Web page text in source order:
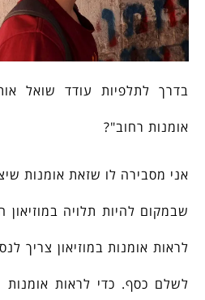
בדרך לתלפיות עודד שואל
אומנות רחוב"?
אני מסבירה לו שזאת אומנות
שבמקום להיות תלויה
לראות אומנות במוזיאון צריך
לשלם כסף. כדי לראות